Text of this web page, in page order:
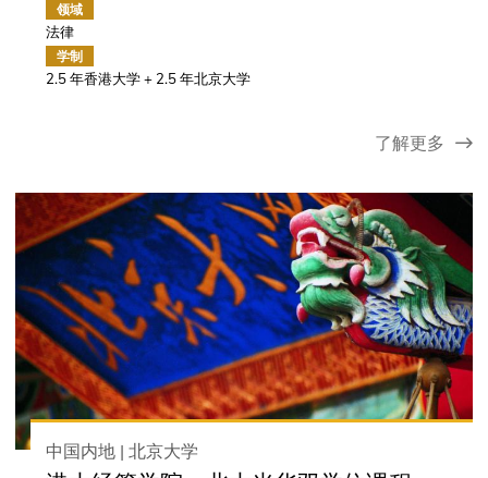
领域
法律
学制
2.5 年香港大学 + 2.5 年北京大学
了解更多
中国内地 | 北京大学